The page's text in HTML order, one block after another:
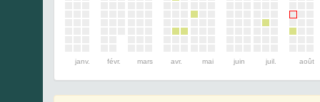
janv. févr. mars avr. mai juin juil. août